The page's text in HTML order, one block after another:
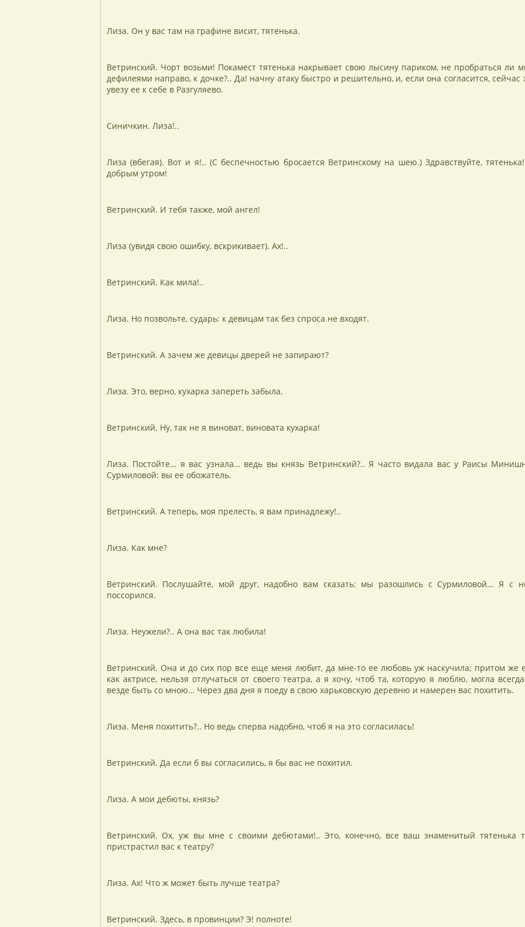
Лиза. Он у вас там на графине висит, тятенька.
Ветринский. Чорт возьми! Покамест тятенька накрывает свою лысину париком, не пробраться ли
дефилеями направо, к дочке?.. Да! начну атаку быстро и решительно, и, если она согласится, сейчас
увезу ее к себе в Разгуляево.
Синичкин. Лиза!..
Лиза (вбегая). Вот и я!.. (С беспечностью бросается Ветринскому на шею.) Здравствуйте,
добрым утром!
Ветринский. И тебя также, мой ангел!
Лиза (увидя свою ошибку, вскрикивает). Ах!..
Ветринский. Как мила!..
Лиза. Но позвольте, сударь: к девицам так без спроса не входят.
Ветринский. А зачем же девицы дверей не запирают?
Лиза. Это, верно, кухарка запереть забыла.
Ветринский. Ну, так не я виноват, виновата кухарка!
Лиза. Постойте… я вас узнала… ведь вы князь Ветринский?.. Я часто видала вас у Раисы
Сурмиловой: вы ее обожатель.
Ветринский. А теперь, моя прелесть, я вам принадлежу!..
Лиза. Как мне?
Ветринский. Послушайте, мой друг, надобно вам сказать: мы разошлись с Сурмиловой… Я с
поссорился.
Лиза. Неужели?.. А она вас так любила!
Ветринский. Она и до сих пор все еще меня любит, да мне-то ее любовь уж наскучила; притом же
как актрисе, нельзя отлучаться от своего театра, а я хочу, чтоб та, которую я люблю, могла
везде быть со мною… Через два дня я поеду в свою харьковскую деревню и намерен вас похитить.
Лиза. Меня похитить?.. Но ведь сперва надобно, чтоб я на это согласилась!
Ветринский. Да если б вы согласились, я бы вас не похитил.
Лиза. А мои дебюты, князь?
Ветринский. Ох, уж вы мне с своими дебютами!.. Это, конечно, все ваш знаменитый тятенька
пристрастил вас к театру?
Лиза. Ах! Что ж может быть лучше театра?
Ветринский. Здесь, в провинции? Э! полноте!